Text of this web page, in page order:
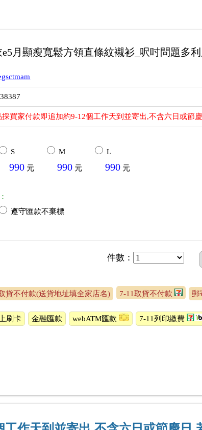
月顯瘦寬鬆方領直條紋襯衫_呎吋問題多
採買家付款即追加約9-12個工作天到並寄出,不含六日或節
S
990 元
M
990 元
L
990 元
遵守匯款不棄標
件數 ：
貨不付款(送貨地址填全家店名) 7-11取貨不付款 郵
刷卡 金融匯款 webATM匯款 7-11列印繳費